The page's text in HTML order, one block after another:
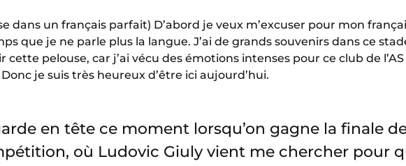
dans un français parfait) D’abord je veux m’excuser pour mon
que je ne parle plus la langue. J’ai de grands souvenirs dans ce
cette pelouse, car j’ai vécu des émotions intenses pour ce club de
je suis très heureux d’être ici aujourd’hui.
en tête ce moment lorsqu’on gagne la finale
où Ludovic Giuly vient me chercher pour